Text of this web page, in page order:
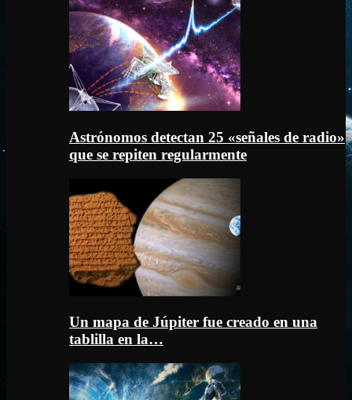
Astrónomos detectan 25 «señales de radio»
que se repiten regularmente
Un mapa de Júpiter fue creado en una
tablilla en la…